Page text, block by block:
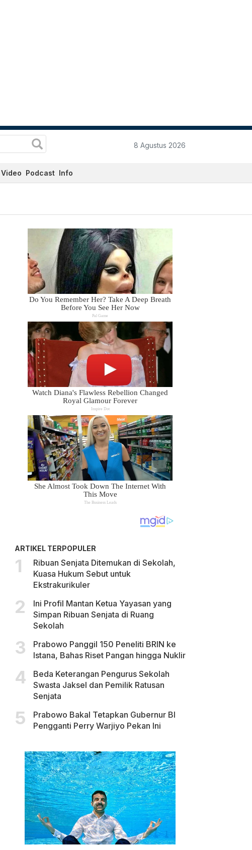
8 Agustus 2026
Video Podcast Info
ARTIKEL TERPOPULER
Ribuan Senjata Ditemukan di Sekolah,
Kuasa Hukum Sebut untuk
Ekstrakurikuler
Ini Profil Mantan Ketua Yayasan yang
Simpan Ribuan Senjata di Ruang
Sekolah
Prabowo Panggil 150 Peneliti BRIN ke
Istana, Bahas Riset Pangan hingga Nuklir
Beda Keterangan Pengurus Sekolah
Swasta Jaksel dan Pemilik Ratusan
Senjata
Prabowo Bakal Tetapkan Gubernur BI
Pengganti Perry Warjiyo Pekan Ini